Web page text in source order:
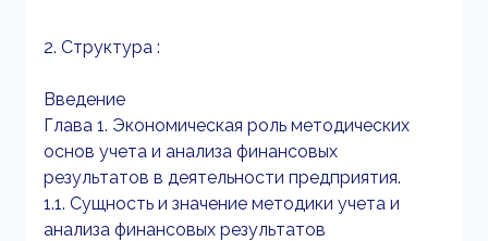
2. Структура :
Введение
Глава 1. Экономическая роль методических
основ учета и анализа финансовых
результатов в деятельности предприятия.
1.1. Сущность и значение методики учета и
анализа финансовых результатов